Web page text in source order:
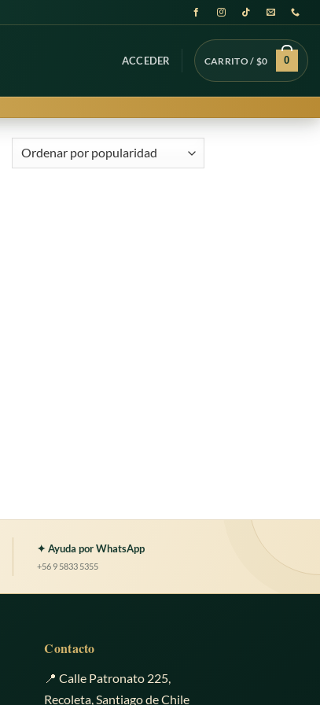
ACCEDER CARRITO /$0 0
✦ Ayuda por WhatsApp
+56 9 5833 5355
Contacto
📍 Calle Patronato 225,
Recoleta, Santiago de Chile